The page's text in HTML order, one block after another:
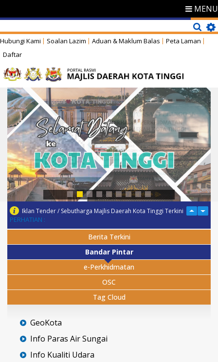
MENU
Hubungi Kami Soalan Lazim Aduan & Maklum Balas
Peta Laman
Daftar
PERHATIAN :
Iklan Tender / Sebutharga Majlis Daerah Kota Tinggi Terkini
Berita Terkini
Bandar Pintar
e-Perkhidmatan
OSC
Tag Cloud
GeoKota
Info Paras Air Sungai
Info Kualiti Udara